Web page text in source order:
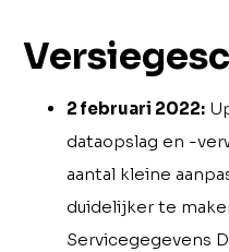
2 februari 2022:
dataopslag en -
aantal kleine
duidelijker te
Servicegegevens